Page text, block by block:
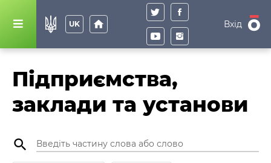
UK home Вхід
Підприємства,
заклади та установи
search